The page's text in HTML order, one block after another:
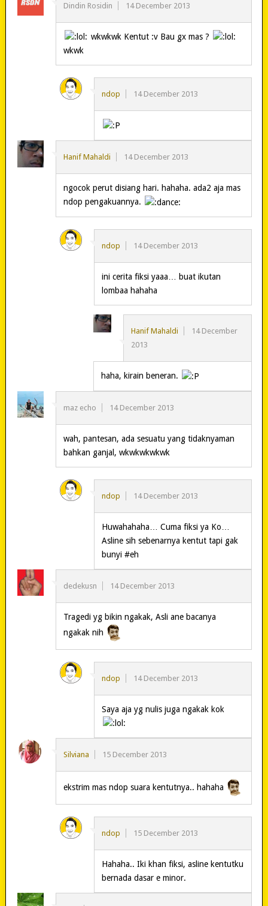
Dindin Rosidin 14 December 2013
wkwkwk Kentut :v Bau gx mas ?
wkwk
ndop 14 December 2013
Hanif Mahaldi 14 December 2013
ngocok perut disiang hari. hahaha. ada2 aja mas
ndop pengakuannya.
ndop 14 December 2013
ini cerita fiksi yaaa… buat ikutan
lombaa hahaha
Hanif Mahaldi
14 December
2013
haha, kirain beneran.
maz echo 14 December 2013
wah, pantesan, ada sesuatu yang tidaknyaman
bahkan ganjal, wkwkwkwkwk
ndop 14 December 2013
Huwahahaha… Cuma fiksi ya Ko…
Asline sih sebenarnya kentut tapi gak
bunyi #eh
dedekusn 14 December 2013
Tragedi yg bikin ngakak, Asli ane bacanya
ngakak nih
ndop 14 December 2013
Saya aja yg nulis juga ngakak kok
Silviana 15 December 2013
ekstrim mas ndop suara kentutnya.. hahaha
ndop 15 December 2013
Hahaha.. Iki khan fiksi, asline kentutku
bernada dasar e minor.